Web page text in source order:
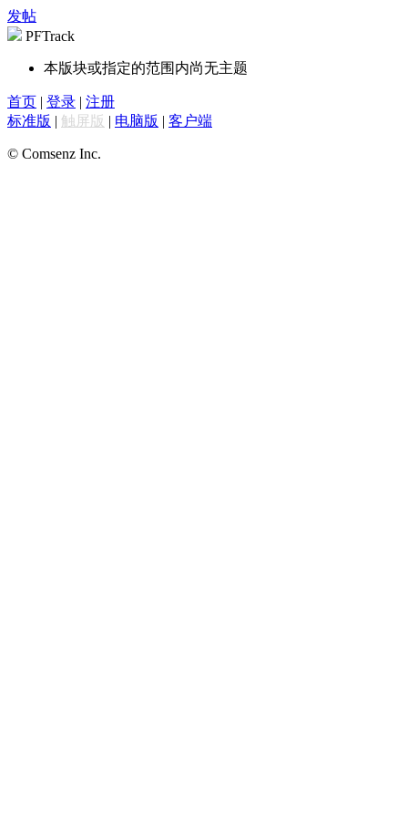
发帖
PFTrack
本版块或指定的范围内尚无主题
首页 | 登录 | 注册
标准版 | 触屏版 | 电脑版 | 客户端
© Comsenz Inc.